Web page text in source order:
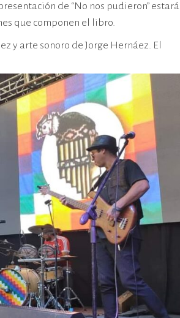
de “No nos pudieron” estará
que componen el libro.
y arte sonoro de Jorge Hernáez. El